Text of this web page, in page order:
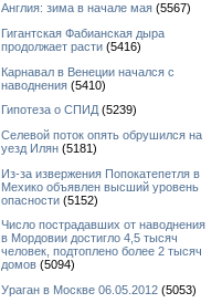
Англия: зима в начале мая (5567)
Гигантская Фабианская дыра
продолжает расти (5416)
Карнавал в Венеции начался с
наводнения (5410)
Гипотеза о СПИД (5239)
Селевой поток опять обрушился на
уезд Илян (5181)
Из-за извержения Попокатепетля в
Мехико объявлен высший уровень
опасности (5152)
Число пострадавших от наводнения
в Мордовии достигло 4,5 тысяч
человек, подтоплено более 2 тысяч
домов (5094)
Ураган в Москве 06.05.2012 (5053)